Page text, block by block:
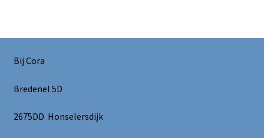
Bij Cora
Bredenel 5D
2675DD Honselersdijk